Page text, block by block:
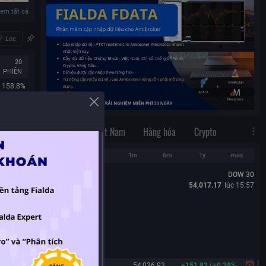
tất cả
Lọc
20
PHIÊN
158.8%
Xem tất cả
Thế Giới Việt Nam Hàng hóa Crypto
1m 6m 1y max
DOW 30
54,017.17 lúc 15:57